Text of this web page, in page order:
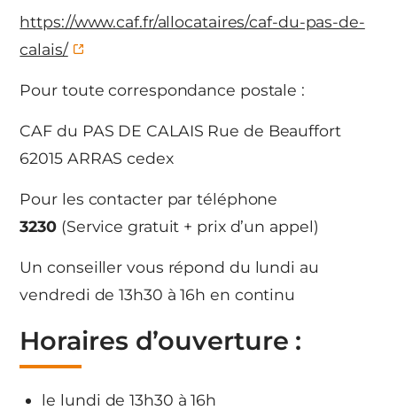
https://www.caf.fr/allocataires/caf-du-pas-de-
calais/
Pour toute correspondance postale :
CAF du PAS DE CALAIS Rue de Beauffort
62015 ARRAS cedex
Pour les contacter par téléphone
3230 (Service gratuit + prix d’un appel)
Un conseiller vous répond du lundi au
vendredi de 13h30 à 16h en continu
Horaires d’ouverture :
le lundi de 13h30 à 16h